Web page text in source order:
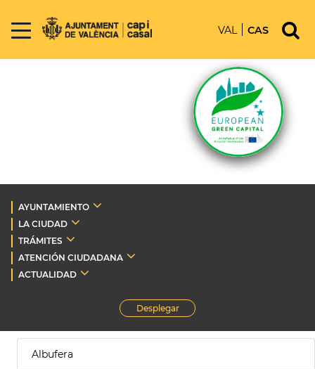
VAL CAS
AYUNTAMIENTO
LA CIUDAD
TRÁMITES
ATENCIÓN CIUDADANA
ACTUALIDAD
Desplegar
Albufera